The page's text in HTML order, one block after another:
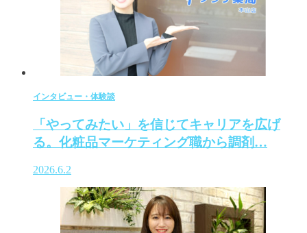
インタビュー・体験談
「やってみたい」を信じてキャリアを広げ
る。化粧品マーケティング職から調剤…
2026.6.2